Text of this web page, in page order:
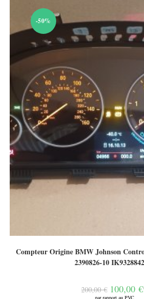
-50%
Compteur Origine BMW Johnson
2390826-10
200,00€ Le
prix
100,00 €
par rapport au PVC